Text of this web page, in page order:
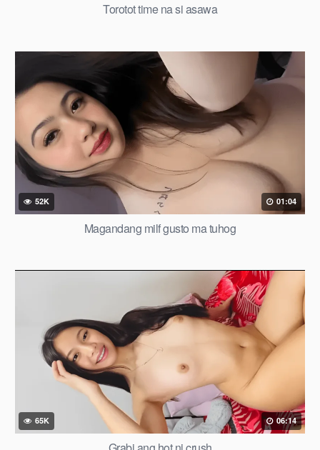
Torotot time na si asawa
52K 01:04
Magandang milf gusto ma tuhog
65K 06:14